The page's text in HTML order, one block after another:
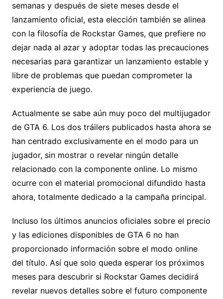
semanas y después de siete meses desde el
lanzamiento oficial, esta elección también se alinea
con la filosofía de Rockstar Games, que prefiere no
dejar nada al azar y adoptar todas las precauciones
necesarias para garantizar un lanzamiento estable y
libre de problemas que puedan comprometer la
experiencia de juego.
Actualmente se sabe aún muy poco del multijugador
de GTA 6. Los dos tráilers publicados hasta ahora se
han centrado exclusivamente en el modo para un
jugador, sin mostrar o revelar ningún detalle
relacionado con la componente online. Lo mismo
ocurre con el material promocional difundido hasta
ahora, totalmente dedicado a la campaña principal.
Incluso los últimos anuncios oficiales sobre el precio
y las ediciones disponibles de GTA 6 no han
proporcionado información sobre el modo online
del título. Así que solo queda esperar los próximos
meses para descubrir si Rockstar Games decidirá
revelar nuevos detalles sobre el futuro componente